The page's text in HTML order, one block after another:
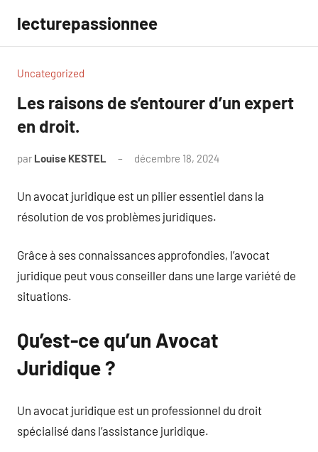
contenu
lecturepassionnee
Uncategorized
Les raisons de s’entourer d’un expert
en droit.
par Louise KESTEL décembre 18, 2024
Un avocat juridique est un pilier essentiel dans la
résolution de vos problèmes juridiques.
Grâce à ses connaissances approfondies, l’avocat
juridique peut vous conseiller dans une large variété de
situations.
Qu’est-ce qu’un Avocat
Juridique ?
Un avocat juridique est un professionnel du droit
spécialisé dans l’assistance juridique.